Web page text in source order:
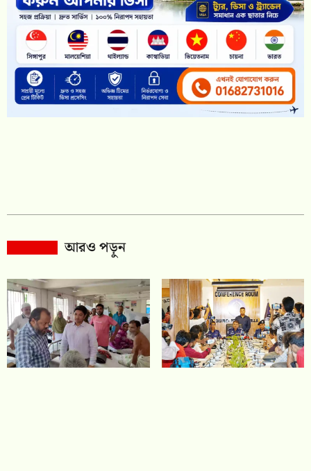
আরও পড়ুন